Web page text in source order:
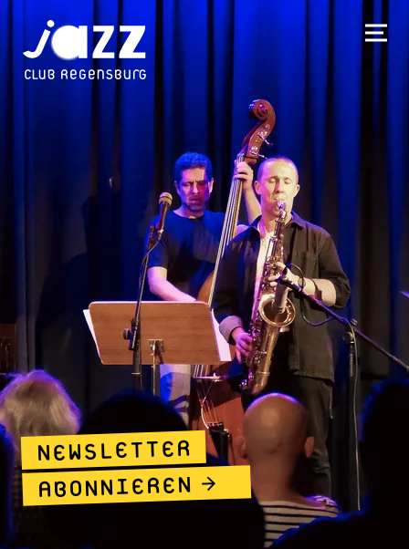
NEWSLETTER
ABONNIEREN